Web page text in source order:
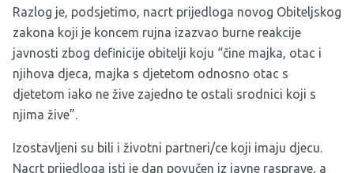
Razlog je, podsjetimo, nacrt prijedloga novog Obiteljskog
zakona koji je koncem rujna izazvao burne reakcije
javnosti zbog definicije obitelji koju “čine majka, otac i
njihova djeca, majka s djetetom odnosno otac s
djetetom iako ne žive zajedno te ostali srodnici koji s
njima žive”.
Izostavljeni su bili i životni partneri/ce koji imaju djecu.
Nacrt prijedloga isti je dan povučen iz javne rasprave, a